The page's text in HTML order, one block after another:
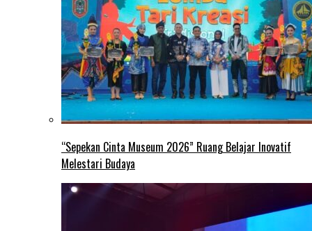
“Sepekan Cinta Museum 2026” Ruang Belajar Inovatif
Melestari Budaya